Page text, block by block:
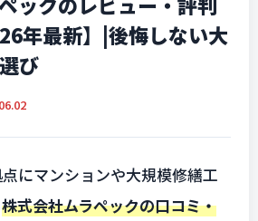
年最新】|後悔しない大
び
にマンションや大規模修繕工
株式会社ムラペックの口コミ・